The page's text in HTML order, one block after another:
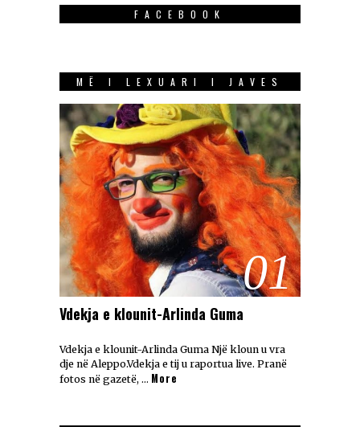
FACEBOOK
MË I LEXUARI I JAVES
01
Vdekja e klounit-Arlinda Guma
Vdekja e klounit-Arlinda Guma Një kloun u vra
dje në Aleppo.Vdekja e tij u raportua live. Pranë
fotos në gazetë, … More